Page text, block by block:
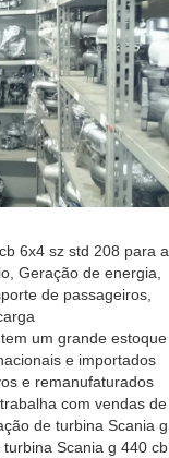
6x4 sz std 208 para a
Geração de energia,
de passageiros,
um grande estoque
e importados
e remanufaturados
com vendas de
de turbina Scania g
Scania g 440 cb